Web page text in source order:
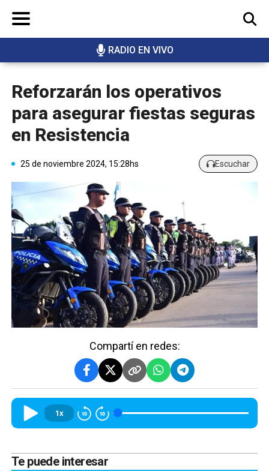
RADIO EN VIVO
BUSCAR
Reforzarán los operativos
para asegurar fiestas seguras
en Resistencia
25 de noviembre 2024, 15:28hs Escuchar
Compartí en redes:
1x
Te puede interesar